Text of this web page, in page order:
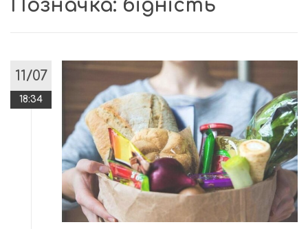
Позначка: бідність
11/07
18:34